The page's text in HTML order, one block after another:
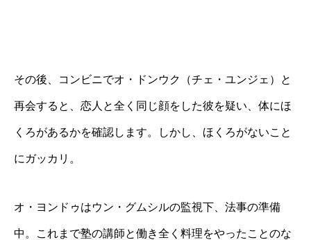
その後、コンビニでオ・ドンウク（チェ・ユンジェ）と
再会すると、恋人と全く同じ顔をした彼を疑い、体にほ
くろがあるかを確認します。しかし、ほくろがないこと
にガッカリ。
オ・ヨンドゥはウン・グムシルの監視下、法事の準備
中。これまで塾の講師と働き全く料理をやったことのな